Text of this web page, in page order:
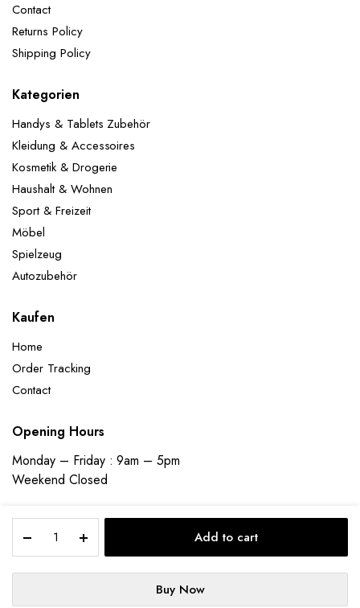
Stück
Kabelbinder
Schwarz,150
Add to cart
Buy Now
Contact
Returns Policy
Shipping Policy
Kategorien
Handys & Tablets Zubehör
Kleidung & Accessoires
Kosmetik & Drogerie
Haushalt & Wohnen
Sport & Freizeit
Möbel
Spielzeug
Autozubehör
Kaufen
Home
Order Tracking
Contact
Opening Hours
Monday – Friday : 9am – 5pm
Weekend Closed
Bee Technologies Pvt Ltd
STORE SEARCH WISHLIST ACCOUNT CATEGORIES